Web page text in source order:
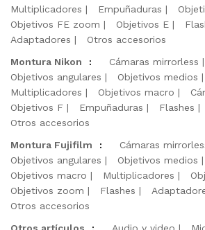
Multiplicadores
Empuñaduras
Objetivos FE zoom
Objetivos E
Adaptadores
Otros accesorios
Montura Nikon
: Cámaras mirrorless
Objetivos angulares
Objetivos medios
Multiplicadores
Objetivos macro
Objetivos F
Empuñaduras Flashes
Otros accesorios
Montura Fujifilm
:
Cámaras
Objetivos angulares
Objetivos medios
Objetivos macro
Multiplicadores
Objetivos zoom
Flashes
Otros accesorios